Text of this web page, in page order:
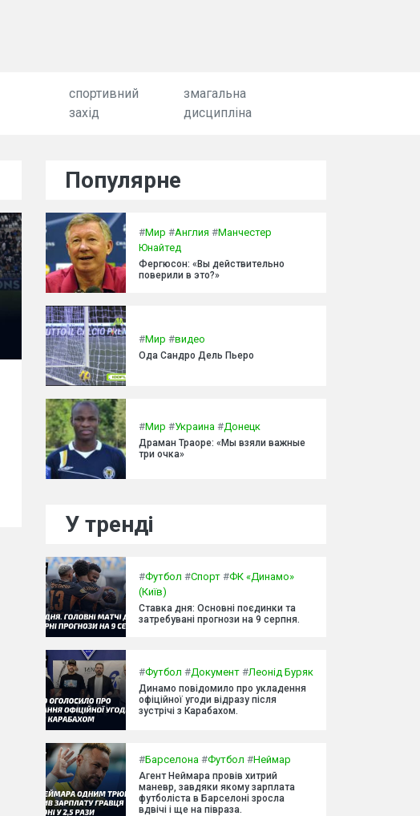
спортивний
захід
змагальна
дисципліна
Популярне
#Мир #Англия #Манчестер
Юнайтед
Фергюсон: «Вы действительно
поверили в это?»
#Мир #видео
Ода Сандро Дель Пьеро
#Мир #Украина #Донецк
Драман Траоре: «Мы взяли важные
три очка»
У тренді
#Футбол #Спорт #ФК «Динамо»
(Київ)
Ставка дня: Основні поєдинки та
затребувані прогнози на 9 серпня.
#Футбол #Документ #Леонід Буряк
Динамо повідомило про укладення
офіційної угоди відразу після
зустрічі з Карабахом.
#Барселона #Футбол #Неймар
Агент Неймара провів хитрий
маневр, завдяки якому зарплата
футболіста в Барселоні зросла
вдвічі і ще на півраза.